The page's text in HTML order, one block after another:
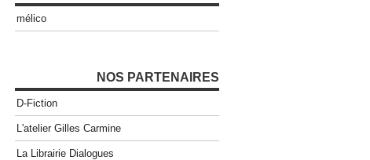
mélico
NOS PARTENAIRES
D-Fiction
L'atelier Gilles Carmine
La Librairie Dialogues